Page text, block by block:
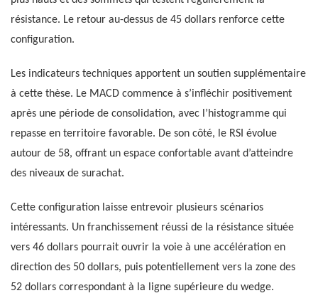
résistance. Le retour au-dessus de 45 dollars renforce cette
configuration.
Les indicateurs techniques apportent un soutien supplémentaire
à cette thèse. Le MACD commence à s’infléchir positivement
après une période de consolidation, avec l’histogramme qui
repasse en territoire favorable. De son côté, le RSI évolue
autour de 58, offrant un espace confortable avant d’atteindre
des niveaux de surachat.
Cette configuration laisse entrevoir plusieurs scénarios
intéressants. Un franchissement réussi de la résistance située
vers 46 dollars pourrait ouvrir la voie à une accélération en
direction des 50 dollars, puis potentiellement vers la zone des
52 dollars correspondant à la ligne supérieure du wedge.